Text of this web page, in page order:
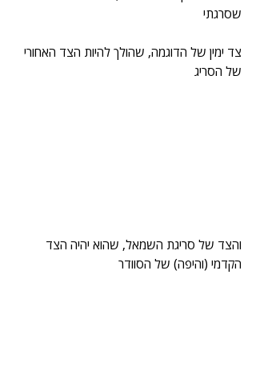
שסרגתי
צד ימין של הדוגמה, שהולך להיות הצד האחורי
של הסריג
והצד של סריגת השמאל, שהוא יהיה הצד
הקדמי (והיפה) של הסוודר